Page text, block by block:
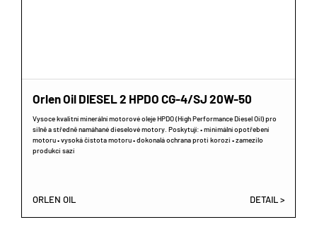
Orlen Oil DIESEL 2 HPDO CG-4/SJ 20W-50
Vysoce kvalitní minerální motorové oleje HPDO (High Performance Diesel Oil) pro
silně a středně namáhané dieselové motory. Poskytují: • minimální opotřebení
motoru • vysoká čistota motoru • dokonalá ochrana proti korozi • zamezilo
produkci sazí
ORLEN OIL DETAIL >